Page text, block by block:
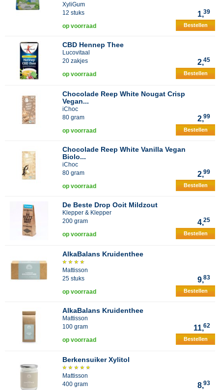
XyliGum
12 stuks
1,39
op voorraad Bestellen
CBD Hennep Thee
Lucovitaal
20 zakjes
2,45
op voorraad Bestellen
Chocolade Reep White Nougat Crisp
Vegan...
iChoc
80 gram
2,99
op voorraad Bestellen
Chocolade Reep White Vanilla Vegan
Biolo...
iChoc
80 gram
2,99
op voorraad Bestellen
De Beste Drop Ooit Mildzout
Klepper & Klepper
200 gram
4,25
op voorraad Bestellen
AlkaBalans Kruidenthee
Mattisson
25 stuks
9,83
op voorraad Bestellen
AlkaBalans Kruidenthee
Mattisson
100 gram
11,62
op voorraad Bestellen
Berkensuiker Xylitol
Mattisson
400 gram
8,93